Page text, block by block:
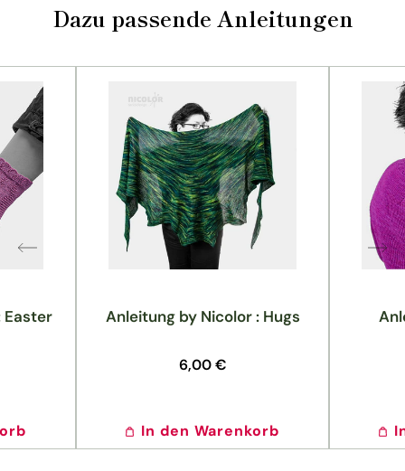
Dazu passende Anleitungen
Easter Anleitung by Nicolor : Hugs
Normaler
6,00 €
In den Warenkorb